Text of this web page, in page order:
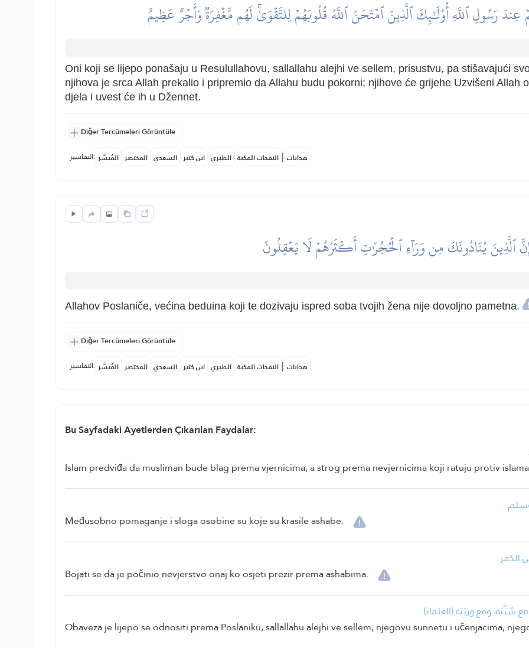
رَسُولِ ٱللَّهِ أُوْلَٰٓئِكَ ٱلَّذِينَ ٱمۡتَحَنَ ٱللَّهُ قُلُوبَهُمۡ لِلتَّقۡوَىٰۚ لَهُم مَّغۡفِرَةٞ وَأَجۡرٌ عَظِيمٌ
Oni koji se lijepo ponašaju u Resulullahovu, sallallahu alejhi ve sellem, prisustvu, pa stišavajući
njihova je srca Allah prekalio i pripremio da Allahu budu pokorni; njihove će grijehe Uzvišeni Allah
djela i uvest će ih u Džennet.
Diğer Tercümeleri Görüntüle
التفاسير: المُيسَّر المختصر السعدي ابن كثير الطبري النفحات المكية | هدايات
ٱلَّذِينَ يُنَادُونَكَ مِن وَرَآءِ ٱلۡحُجُرَٰتِ أَكۡثَرُهُمۡ لَا يَعۡقِلُونَ
Allahov Poslaniče, većina beduina koji te dozivaju ispred soba tvojih žena nije dovoljno pametna.
Diğer Tercümeleri Görüntüle
التفاسير: المُيسَّر المختصر السعدي ابن كثير الطبري النفحات المكية | هدايات
Bu Sayfadaki Ayetlerden Çıkarılan Faydalar:
Islam predviđa da musliman bude blag prema vjernicima, a strog prema nevjernicima koji ratuju protiv
Međusobno pomaganje i sloga osobine su koje su krasile ashabe.
الكفر.
Bojati se da je počinio nevjerstvo onaj ko osjeti prezir prema ashabima.
ومع ورثته (العلماء).
Obaveza je lijepo se odnositi prema Poslaniku, sallallahu alejhi ve sellem, njegovu sunnetu i učenjacima,